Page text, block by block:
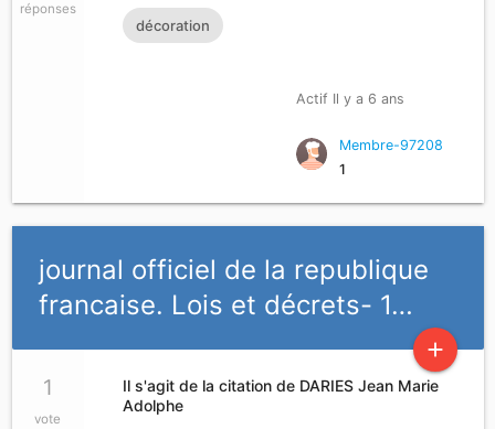
réponses
décoration
Actif Il y a 6 ans
Membre-97208
1
journal officiel de la republique
francaise. Lois et décrets- 1…
add
1
vote
Il s'agit de la citation de DARIES Jean Marie
Adolphe